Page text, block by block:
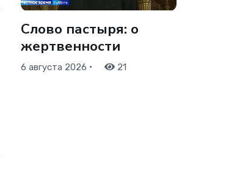
Слово пастыря: о
жертвенности
6 августа 2026 • 21